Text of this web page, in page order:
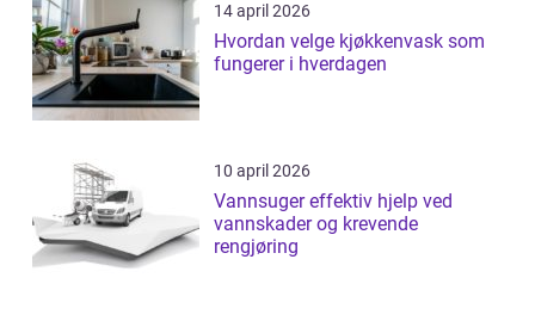
14 april 2026
Hvordan velge kjøkkenvask som
fungerer i hverdagen
10 april 2026
Vannsuger effektiv hjelp ved
vannskader og krevende
rengjøring